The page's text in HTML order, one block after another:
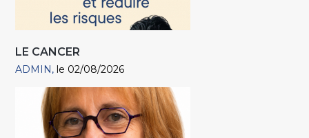
LE CANCER
ADMIN le 02/08/2026